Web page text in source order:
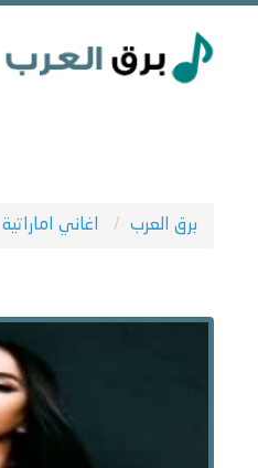
برق العرب اغاني اماراتية